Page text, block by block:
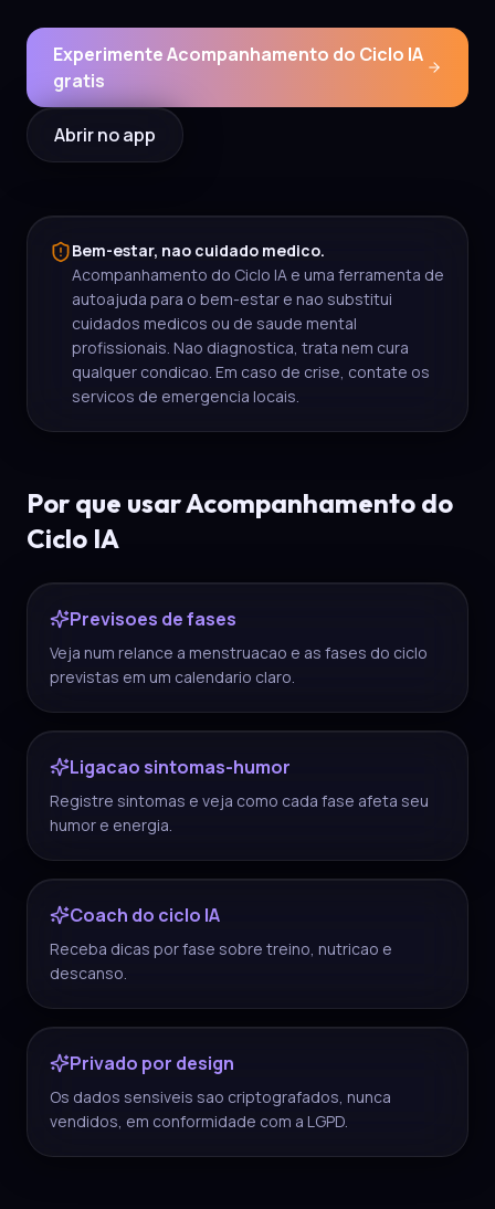
Experimente Acompanhamento do Ciclo IA
gratis
Abrir no app
Bem-estar, nao cuidado medico.
Acompanhamento do Ciclo IA e uma ferramenta de
autoajuda para o bem-estar e nao substitui
cuidados medicos ou de saude mental
profissionais. Nao diagnostica, trata nem cura
qualquer condicao. Em caso de crise, contate os
servicos de emergencia locais.
Por que usar Acompanhamento do
Ciclo IA
Previsoes de fases
Veja num relance a menstruacao e as fases do ciclo
previstas em um calendario claro.
Ligacao sintomas-humor
Registre sintomas e veja como cada fase afeta seu
humor e energia.
Coach do ciclo IA
Receba dicas por fase sobre treino, nutricao e
descanso.
Privado por design
Os dados sensiveis sao criptografados, nunca
vendidos, em conformidade com a LGPD.